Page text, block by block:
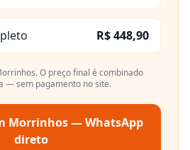
R$ 448,90
. O preço final é combinado
— sem pagamento no site.
Morrinhos— WhatsApp
direto